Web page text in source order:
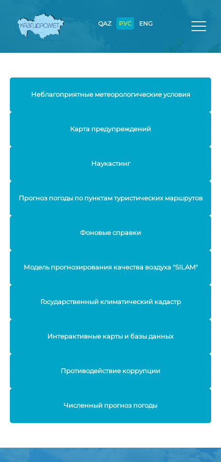
QAZ РУС ENG
Неблагоприятные метеорологические условия
Карта предупреждений
Наукастинг
Прогноз погоды по пунктам туристических маршрутов
Фоновые справки
Модель прогнозирования качества воздуха "SILAM"
Государственный климатический кадастр
Интерактивные карты и базы данных
Противодействие коррупции
Численный прогноз погоды